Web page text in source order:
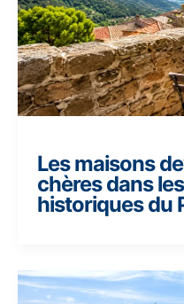
Les maisons
chères dans
historiques du